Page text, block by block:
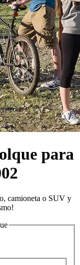
para
camioneta o SUV y